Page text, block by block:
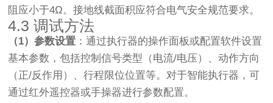
阻应小于4Ω。接地线截面积应符合电气安全规范要求。
4.3 调试方法
（1）参数设置 ：通过执行器的操作面板或配置软件设置
基本参数，包括控制信号类型（电流/电压）、动作方向
（正/反作用）、行程限位位置等。对于智能执行器，可
通过红外遥控器或手操器进行参数配置。